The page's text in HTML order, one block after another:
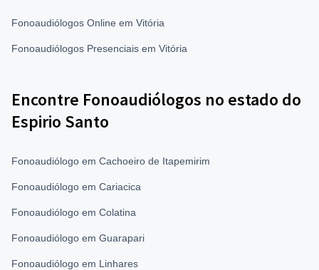
Fonoaudiólogos Online em Vitória
Fonoaudiólogos Presenciais em Vitória
Encontre Fonoaudiólogos no estado do
Espirio Santo
Fonoaudiólogo em Cachoeiro de Itapemirim
Fonoaudiólogo em Cariacica
Fonoaudiólogo em Colatina
Fonoaudiólogo em Guarapari
Fonoaudiólogo em Linhares